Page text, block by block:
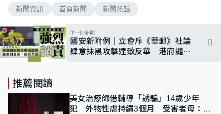
新聞資訊 首頁新聞 新聞熱話
下一則新聞
國安新附例｜立會斥《華郵》社論
肆意抹黑攻擊達致反華 港府譴責
推薦閱讀
美女治療師借輔導「誘騙」14歲少年
犯 外物性虐持續3個月 受害者母：要